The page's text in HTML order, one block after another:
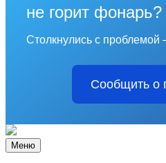
не горит фонарь?
Столкнулись с
Сообщить о
Меню